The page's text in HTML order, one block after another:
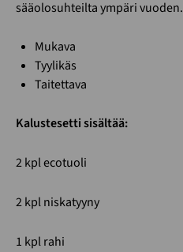
sääolosuhteilta ympäri vuoden.
Mukava
Tyylikäs
Taitettava
Kalustesetti sisältää:
2 kpl ecotuoli
2 kpl niskatyyny
1 kpl rahi